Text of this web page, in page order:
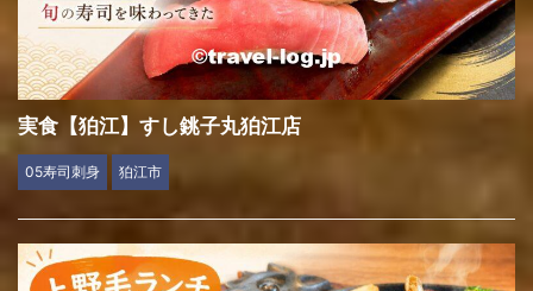
実食【狛江】すし銚子丸狛江店
05寿司刺身 狛江市